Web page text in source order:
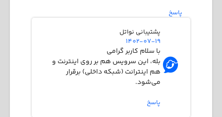
پاسخ
پشتیبانی نواتل
1402-07-19
با سلام کاربر گرامی
بله، این سرویس هم بر روی اینترنت و
هم اینترانت (شبکه داخلی) برقرار
می‌شود.
پاسخ